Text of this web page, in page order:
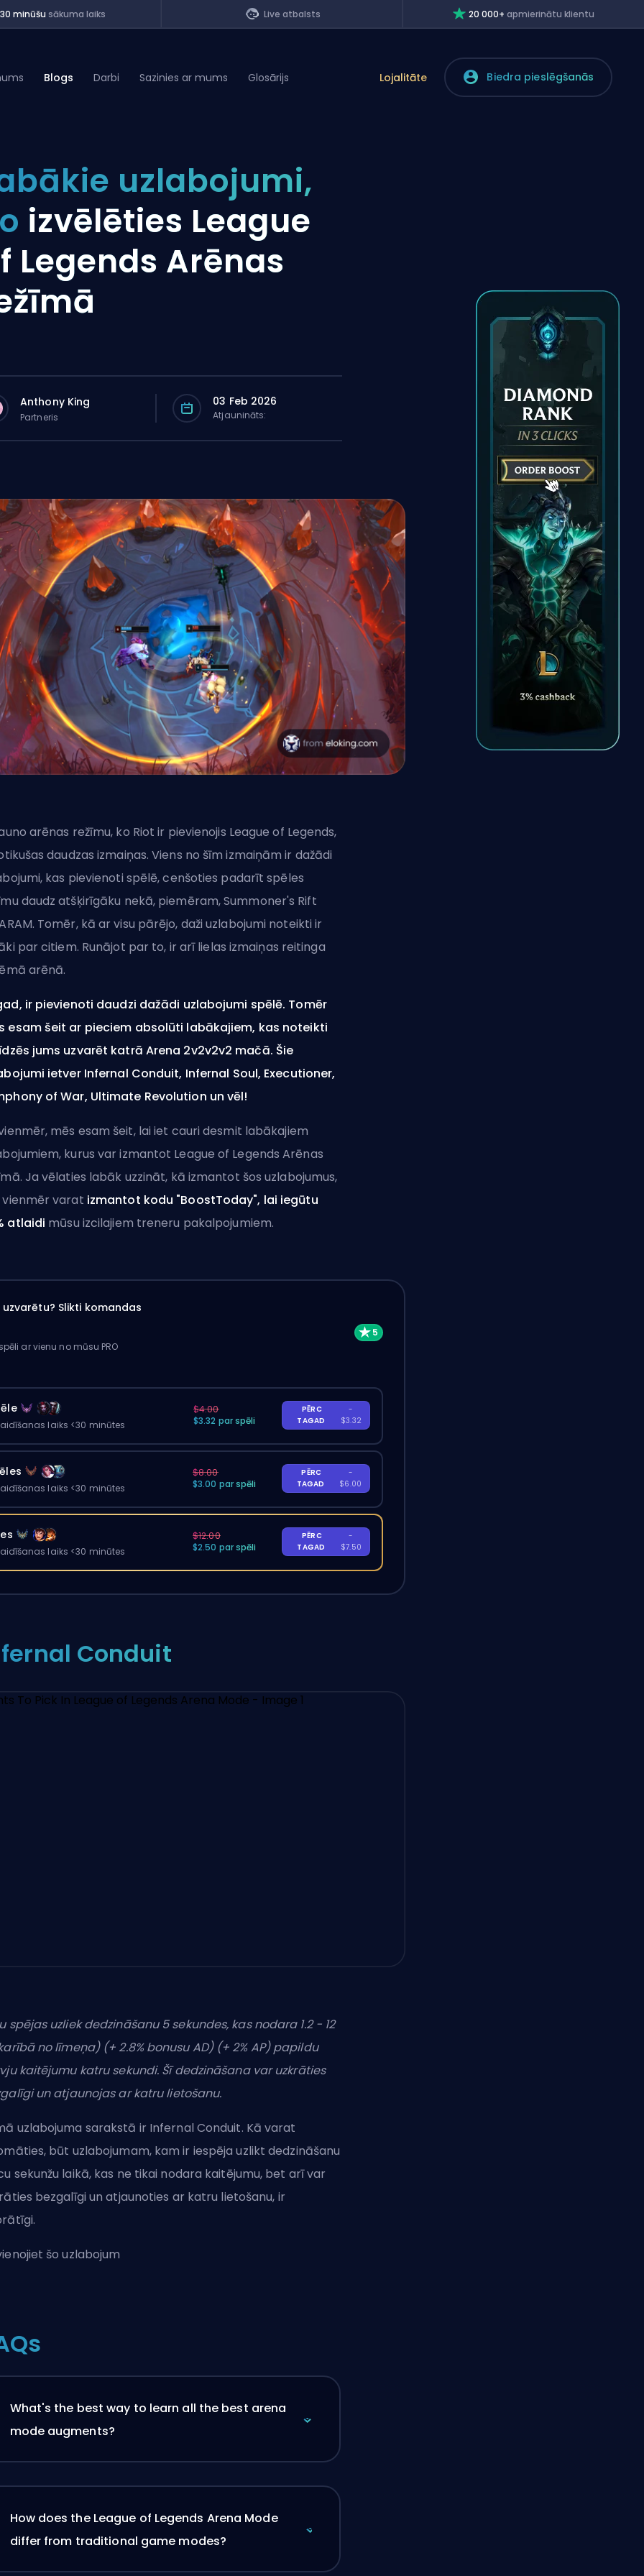
minūšu sākuma laiks Live atbalsts 20 000+apmierinātu klientu
Blogs Darbi Sazinies ar mums Glosārijs Lojalitāte Biedra pieslēgšanās
uzlabojumi,
izvēlēties League
Legends Arēnas
Anthony King
Partneris
03 Feb 2026
Atjaunināts:
arēnas režīmu, ko Riot ir pievienojis League of Legends,
daudzas izmaiņas. Viens no šīm izmaiņām ir dažādi
kas pievienoti spēlē, cenšoties padarīt spēles
daudz atšķirīgāku nekā, piemēram,Summoner's Rift
. Tomēr, kā ar visu pārējo, daži uzlabojumi noteikti ir
par citiem. Runājot par to, ir arīlielas izmaiņas reitinga
arēnā.
ir pievienoti daudzi dažādi uzlabojumi spēlē. Tomēr
esam šeit ar pieciem absolūti labākajiem, kas noteikti
jums uzvarēt katrā Arena 2v2v2v2 mačā. Šie
ietver Infernal Conduit, Infernal Soul, Executioner,
of War, Ultimate Revolution un vēl!
mēs esam šeit, lai iet cauri desmit labākajiem
kurus var izmantot League of Legends Arēnas
Ja vēlaties labāk uzzināt, kā izmantot šos uzlabojumus,
varat izmantot kodu "BoostToday", lai iegūtu
atlaidi mūsu izcilajiem treneru pakalpojumiem.
Slikti komandas
ar vienu no mūsu PRO
laiks <30 minūtes
$4.00
$3.32 par spēli
PĒRC
TAGAD
-
$3.32
laiks <30 minūtes
$8.00
$3.00 par spēli
PĒRC
TAGAD
-
$6.00
laiks <30 minūtes
$12.00
$2.50 par spēli
PĒRC
TAGAD
-
$7.50
Conduit
spējas uzliek dedzināšanu 5 sekundes, kas nodara 1.2 − 12
no līmeņa) (+ 2.8% bonusu AD) (+ 2% AP) papildu
kaitējumu katru sekundi. Šī dedzināšana var uzkrāties
un atjaunojas ar katru lietošanu.
uzlabojuma sarakstā ir Infernal Conduit. Kā varat
būt uzlabojumam, kam ir iespēja uzlikt dedzināšanu
sekunžu laikā, kas ne tikai nodara kaitējumu, bet arī var
bezgalīgi un atjaunoties ar katru lietošanu, ir
šo uzlabojum
What's the best way to learn all the best arena
mode augments?
How does the League of Legends Arena Mode
differ from traditional game modes?